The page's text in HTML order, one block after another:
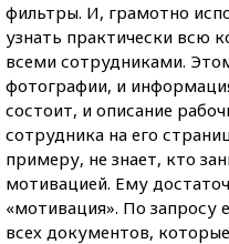
фильтры. И, грамотно
узнать практически всю
всеми сотрудниками.
фотографии, и
состоит, и описание
сотрудника на его
примеру, не знает, кто
мотивацией. Ему
«мотивация». По
всех документов,